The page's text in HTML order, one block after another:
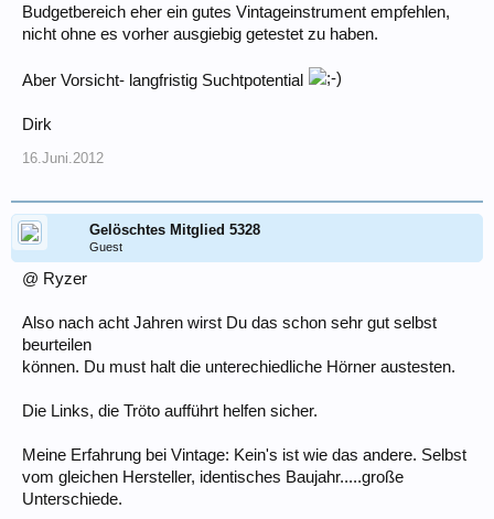
Budgetbereich eher ein gutes Vintageinstrument empfehlen,
nicht ohne es vorher ausgiebig getestet zu haben.
Aber Vorsicht- langfristig Suchtpotential
Dirk
16.Juni.2012
Gelöschtes Mitglied 5328
Guest
@ Ryzer
Also nach acht Jahren wirst Du das schon sehr gut selbst
beurteilen
können. Du must halt die unterechiedliche Hörner austesten.
Die Links, die Tröto aufführt helfen sicher.
Meine Erfahrung bei Vintage: Kein's ist wie das andere. Selbst
vom gleichen Hersteller, identisches Baujahr.....große
Unterschiede.